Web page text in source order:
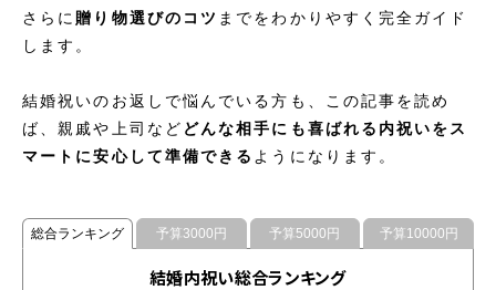
さらに 贈り物選びのコツ までをわかりやすく完全ガイド
します。
結婚祝いのお返しで悩んでいる方も、この記事を読め
ば、親戚や上司など どんな相手にも喜ばれる内祝いをス
マートに安心して準備できる ようになります。
総合ランキング 予算3000円 予算5000円 予算10000円
結婚内祝い総合ランキング